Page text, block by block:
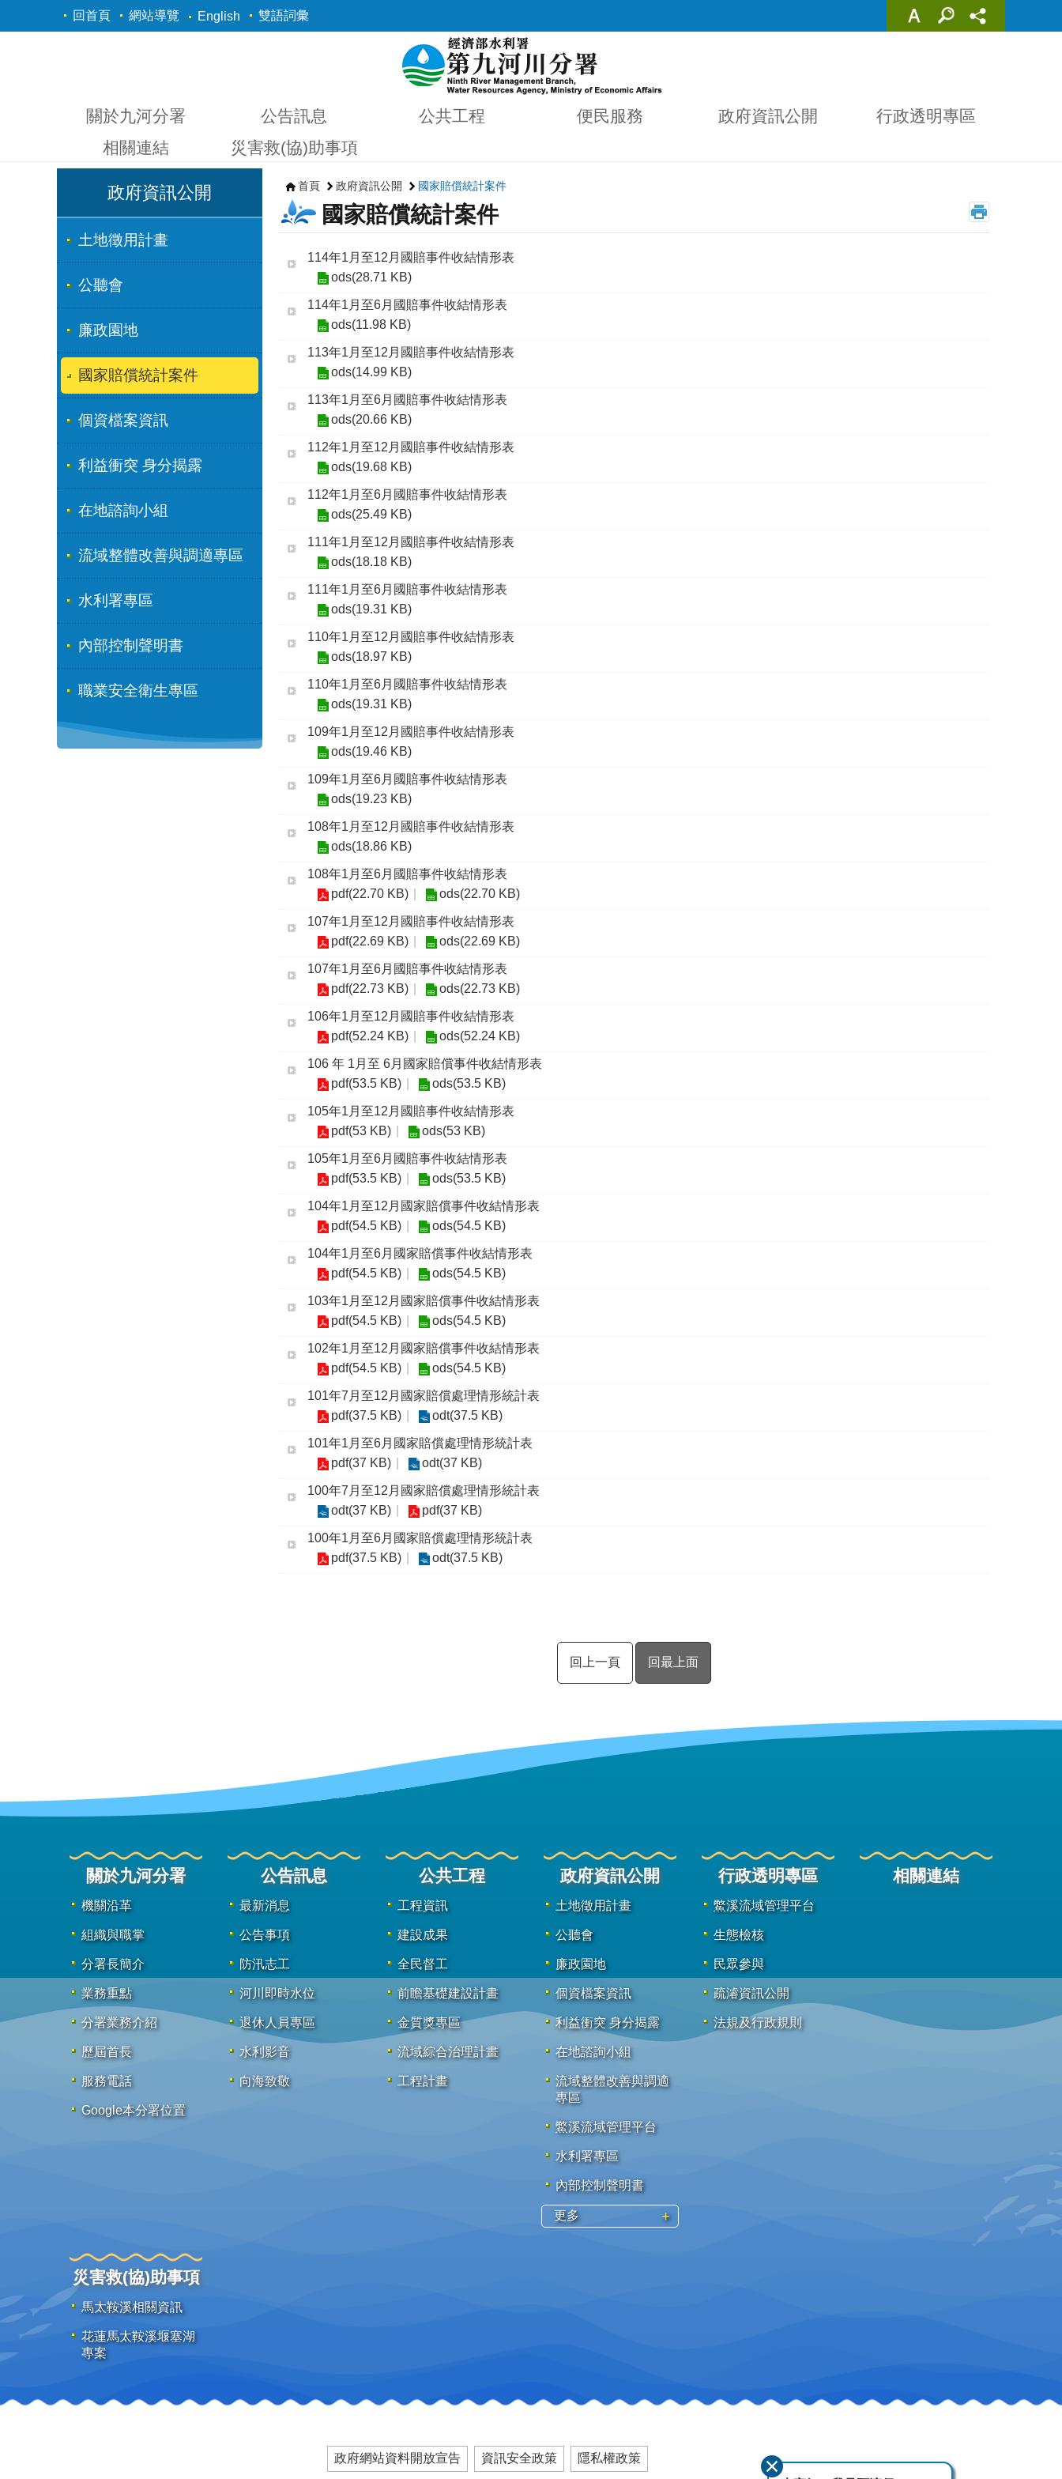
跳到主要內容區塊
回首頁 網站導覽 English 雙語詞彙
關於九河分署 公告訊息 公共工程 便民服務 政府資訊公開
行政透明專區
相關連結
災害救(協)助事項
政府資訊公開
土地徵用計畫
公聽會
廉政園地
國家賠償統計案件
個資檔案資訊
利益衝突 身分揭露
在地諮詢小組
流域整體改善與調適專區
水利署專區
內部控制聲明書
職業安全衛生專區
首頁 政府資訊公開 國家賠償統計案件
國家賠償統計案件
114年1月至12月國賠事件收結情形表
ods(28.71 KB)
114年1月至6月國賠事件收結情形表
ods(11.98 KB)
113年1月至12月國賠事件收結情形表
ods(14.99 KB)
113年1月至6月國賠事件收結情形表
ods(20.66 KB)
112年1月至12月國賠事件收結情形表
ods(19.68 KB)
112年1月至6月國賠事件收結情形表
ods(25.49 KB)
111年1月至12月國賠事件收結情形表
ods(18.18 KB)
111年1月至6月國賠事件收結情形表
ods(19.31 KB)
110年1月至12月國賠事件收結情形表
ods(18.97 KB)
110年1月至6月國賠事件收結情形表
ods(19.31 KB)
109年1月至12月國賠事件收結情形表
ods(19.46 KB)
109年1月至6月國賠事件收結情形表
ods(19.23 KB)
108年1月至12月國賠事件收結情形表
ods(18.86 KB)
108年1月至6月國賠事件收結情形表
pdf(22.70 KB)
ods(22.70 KB)
107年1月至12月國賠事件收結情形表
pdf(22.69 KB)
ods(22.69 KB)
107年1月至6月國賠事件收結情形表
pdf(22.73 KB)
ods(22.73 KB)
106年1月至12月國賠事件收結情形表
pdf(52.24 KB)
ods(52.24 KB)
106 年 1月至 6月國家賠償事件收結情形表
pdf(53.5 KB)
ods(53.5 KB)
105年1月至12月國賠事件收結情形表
pdf(53 KB)
ods(53 KB)
105年1月至6月國賠事件收結情形表
pdf(53.5 KB)
ods(53.5 KB)
104年1月至12月國家賠償事件收結情形表
pdf(54.5 KB)
ods(54.5 KB)
104年1月至6月國家賠償事件收結情形表
pdf(54.5 KB)
ods(54.5 KB)
103年1月至12月國家賠償事件收結情形表
pdf(54.5 KB)
ods(54.5 KB)
102年1月至12月國家賠償事件收結情形表
pdf(54.5 KB)
ods(54.5 KB)
101年7月至12月國家賠償處理情形統計表
pdf(37.5 KB)
odt(37.5 KB)
101年1月至6月國家賠償處理情形統計表
pdf(37 KB)
odt(37 KB)
100年7月至12月國家賠償處理情形統計表
odt(37 KB)
pdf(37 KB)
100年1月至6月國家賠償處理情形統計表
pdf(37.5 KB)
odt(37.5 KB)
回上一頁 回最上面
關於九河分署
機關沿革
組織與職掌
分署長簡介
業務重點
分署業務介紹
歷屆首長
服務電話
Google本分署位置
公告訊息
最新消息
公告事項
防汛志工
河川即時水位
退休人員專區
水利影音
向海致敬
公共工程
工程資訊
建設成果
全民督工
前瞻基礎建設計畫
金質獎專區
流域綜合治理計畫
工程計畫
政府資訊公開
土地徵用計畫
公聽會
廉政園地
個資檔案資訊
利益衝突 身分揭露
在地諮詢小組
流域整體改善與調適
專區
鱉溪流域管理平台
水利署專區
內部控制聲明書
更多
行政透明專區
鱉溪流域管理平台
生態檢核
民眾參與
疏濬資訊公開
法規及行政規則
相關連結
災害救(協)助事項
馬太鞍溪相關資訊
花蓮馬太鞍溪堰塞湖
專案
政府網站資料開放宣告 資訊安全政策
隱私權政策